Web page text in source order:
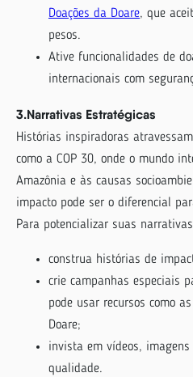
Doações da Doare, que
pesos.
Ative funcionalidades de
internacionais com
3.Narrativas Estratégicas
Histórias inspiradoras
como a COP 30, onde o mundo
Amazônia e às causas
impacto pode ser o diferencial
Para potencializar suas
construa histórias de
crie campanhas especiais
pode usar recursos como as
Doare;
invista em vídeos,
qualidade.